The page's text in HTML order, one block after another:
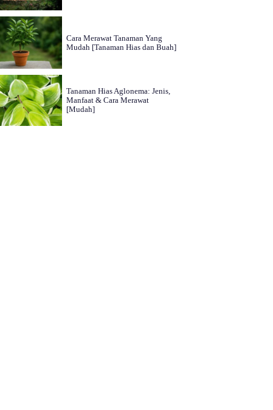
Cara Merawat Tanaman Yang
Mudah [Tanaman Hias dan Buah]
Tanaman Hias Aglonema: Jenis,
Manfaat & Cara Merawat
[Mudah]